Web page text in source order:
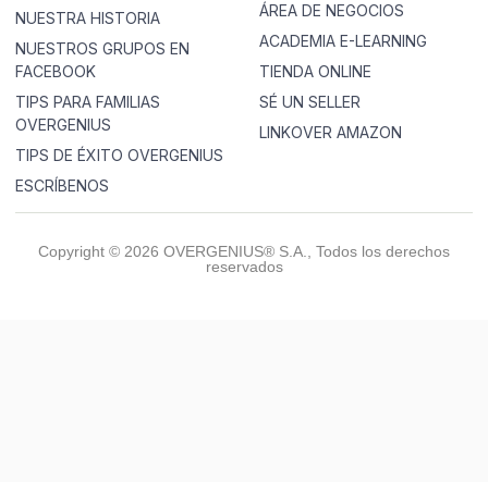
NUESTRA HISTORIA
NUESTROS GRUPOS EN
FACEBOOK
TIPS PARA FAMILIAS
OVERGENIUS
TIPS DE ÉXITO OVERGENIUS
ESCRÍBENOS
ÁREA DE NEGOCIOS
ACADEMIA E-LEARNING
TIENDA ONLINE
SÉ UN SELLER
LINKOVER AMAZON
Copyright © 2026 OVERGENIUS® S.A., Todos los derechos
reservados